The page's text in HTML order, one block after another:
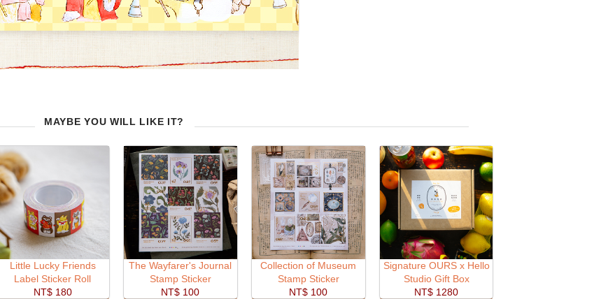
MAYBE YOU WILL LIKE IT?
Little Lucky Friends
Label Sticker Roll
NT$ 180
The Wayfarer's Journal
Stamp Sticker
NT$ 100
Collection of Museum
Stamp Sticker
NT$ 100
Signature OURS x Hello
Studio Gift Box
NT$ 1280